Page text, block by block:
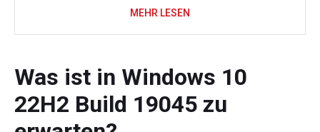
MEHR LESEN
Was ist in Windows 10
22H2 Build 19045 zu